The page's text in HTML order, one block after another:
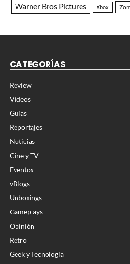
Warner Bros Pictures Xbox
CATEGORÍAS
Review
Vídeos
Guías
Reportajes
Noticias
Cine y TV
Eventos
vBlogs
Unboxings
Gameplays
Opinión
Retro
Geek y Tecnología